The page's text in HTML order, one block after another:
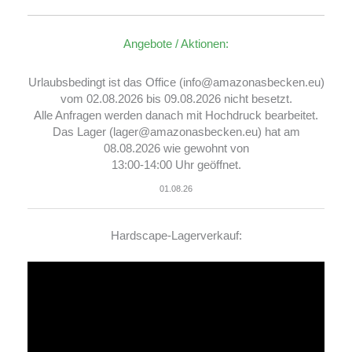
Angebote / Aktionen:
Urlaubsbedingt ist das Office (info@amazonasbecken.eu)
vom 02.08.2026 bis 09.08.2026 nicht besetzt.
Alle Anfragen werden danach mit Hochdruck bearbeitet.
Das Lager (lager@amazonasbecken.eu) hat am
08.08.2026 wie gewohnt von
13:00-14:00 Uhr geöffnet.
01.08.26
Hardscape-Lagerverkauf: